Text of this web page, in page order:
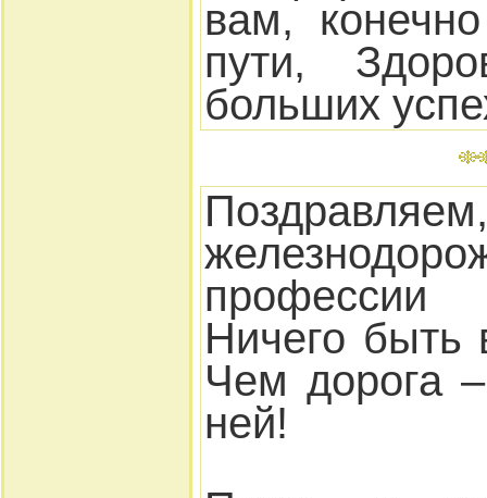
вам,
пути,
больших
Поздравляем,
Ничего быть
Чем дорога
ней!